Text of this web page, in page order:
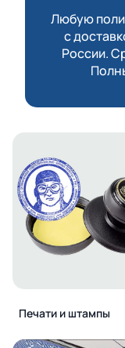
Любую
с
России.
Печати и штампы